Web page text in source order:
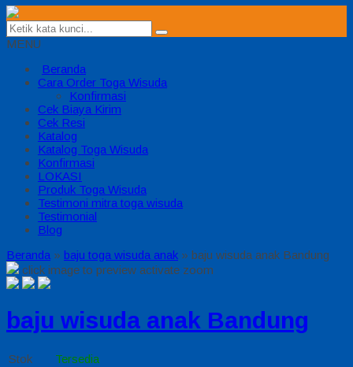
MENU
Beranda
Cara Order Toga Wisuda
Konfirmasi
Cek Biaya Kirim
Cek Resi
Katalog
Katalog Toga Wisuda
Konfirmasi
LOKASI
Produk Toga Wisuda
Testimoni mitra toga wisuda
Testimonial
Blog
Beranda » baju toga wisuda anak » baju wisuda anak Bandung
click image to preview activate zoom
baju wisuda anak Bandung
Stok
Tersedia